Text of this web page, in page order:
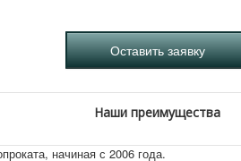
Наши преимущества
начиная с 2006 года.